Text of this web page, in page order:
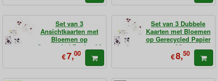
Set van 3
Ansichtkaarten met
Bloemen op
Gerecycled Papier A6
€7,00
Set van 3 Dubbele
Kaarten met Bloemen
op Gerecycled Papier
A6
€8,50